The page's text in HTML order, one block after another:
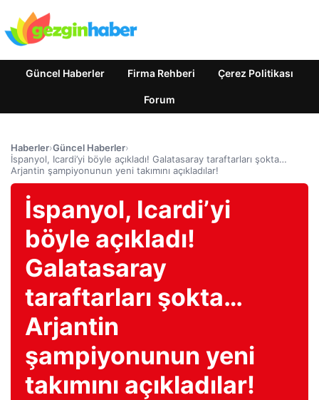
Güncel Haberler Firma Rehberi Çerez Politikası
Forum
Haberler›Güncel Haberler›
İspanyol, Icardi’yi böyle açıkladı! Galatasaray taraftarları şokta…
Arjantin şampiyonunun yeni takımını açıkladılar!
İspanyol, Icardi’yi
böyle açıkladı!
Galatasaray
taraftarları şokta…
Arjantin
şampiyonunun yeni
takımını açıkladılar!